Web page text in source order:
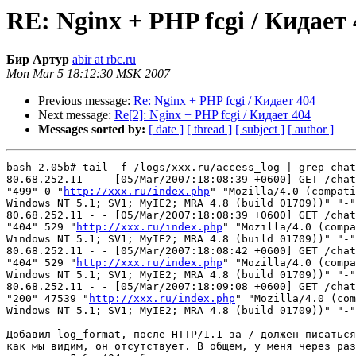
RE: Nginx + PHP fcgi / Кидает
Бир Артур abir at rbc.ru
Mon Mar 5 18:12:30 MSK 2007
Previous message: Re: Nginx + PHP fcgi / Кидает 404
Next message: Re[2]: Nginx + PHP fcgi / Кидает 404
Messages sorted by: [ date ] [ thread ] [ subject ] [ author ]
bash-2.05b# tail -f /logs/xxx.ru/access_log | grep chat
80.68.252.11 - - [05/Mar/2007:18:08:39 +0600] GET /
"499" 0 " http://xxx.ru/index.php " "Mozilla/4.0
Windows NT 5.1; SV1; MyIE2; MRA 4.8 (build 01709))" "-"
80.68.252.11 - - [05/Mar/2007:18:08:39 +0600] GET /
"404" 529 " http://xxx.ru/index.php " "Mozilla/4.0
Windows NT 5.1; SV1; MyIE2; MRA 4.8 (build 01709))" "-"
80.68.252.11 - - [05/Mar/2007:18:08:42 +0600] GET /
"404" 529 " http://xxx.ru/index.php " "Mozilla/4.0
Windows NT 5.1; SV1; MyIE2; MRA 4.8 (build 01709))" "-"
80.68.252.11 - - [05/Mar/2007:18:09:08 +0600] GET /
"200" 47539 " http://xxx.ru/index.php " "Mozilla/4.0
Windows NT 5.1; SV1; MyIE2; MRA 4.8 (build 01709))" "-"
Добавил log_format, после HTTP/1.1 за / должен
как мы видим, он отсутствует. В общем, у меня через